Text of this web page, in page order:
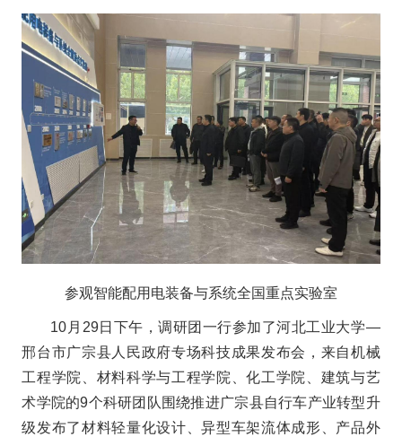
参观智能配用电装备与系统全国重点实验室
10月29日下午，调研团一行参加了河北工业大学—
邢台市广宗县人民政府专场科技成果发布会，来自机械
工程学院、材料科学与工程学院、化工学院、建筑与艺
术学院的9个科研团队围绕推进广宗县自行车产业转型升
级发布了材料轻量化设计、异型车架流体成形、产品外